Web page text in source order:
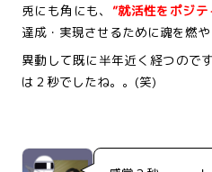
兎にも角にも、 ”就活性をポジテ
達成・実現させるために魂を燃や
異動して既に半年近く経つので
は２秒でしたね。。(笑)